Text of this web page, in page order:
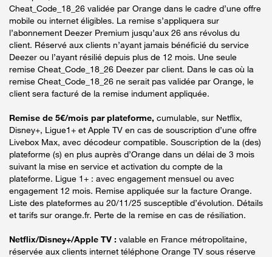
Cheat_Code_18_26 validée par Orange dans le cadre d’une offre
mobile ou internet éligibles. La remise s’appliquera sur
l’abonnement Deezer Premium jusqu’aux 26 ans révolus du
client. Réservé aux clients n’ayant jamais bénéficié du service
Deezer ou l’ayant résilié depuis plus de 12 mois. Une seule
remise Cheat_Code_18_26 Deezer par client. Dans le cas où la
remise Cheat_Code_18_26 ne serait pas validée par Orange, le
client sera facturé de la remise indument appliquée.
Remise de 5€/mois par plateforme, cumulable, sur Netflix,
Disney+, Ligue1+ et Apple TV en cas de souscription d’une offre
Livebox Max, avec décodeur compatible. Souscription de la (des)
plateforme (s) en plus auprès d’Orange dans un délai de 3 mois
suivant la mise en service et activation du compte de la
plateforme. Ligue 1+ : avec engagement mensuel ou avec
engagement 12 mois. Remise appliquée sur la facture Orange.
Liste des plateformes au 20/11/25 susceptible d’évolution. Détails
et tarifs sur orange.fr. Perte de la remise en cas de résiliation.
Netflix/Disney+/Apple TV : valable en France métropolitaine,
réservée aux clients internet téléphone Orange TV sous réserve